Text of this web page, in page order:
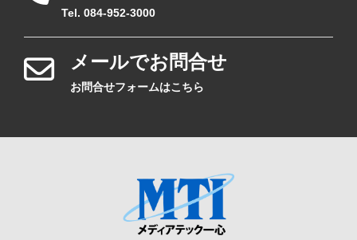
Tel. 084-952-3000
メールでお問合せ
お問合せフォームはこちら